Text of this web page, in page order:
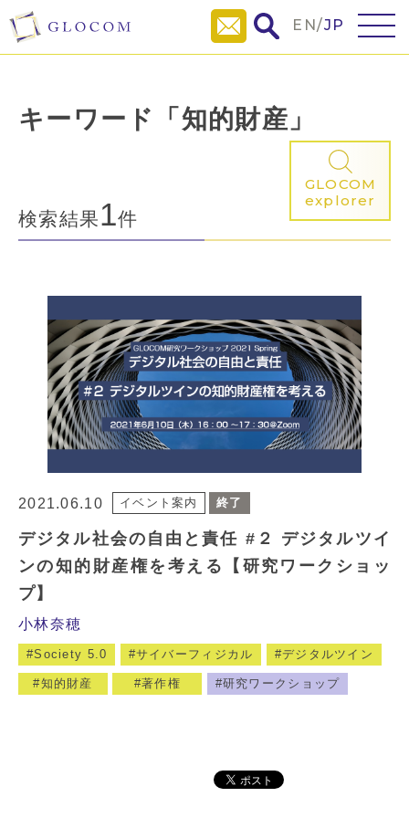
EN/JP
キーワード「知的財産」
GLOCOM
explorer
検索結果1件
2021.06.10 イベント案内 終了
デジタル社会の自由と責任 #２ デジタルツイ
ンの知的財産権を考える【研究ワークショッ
プ】
小林奈穂
Society 5.0 サイバーフィジカル デジタルツイン
知的財産 著作権 研究ワークショップ